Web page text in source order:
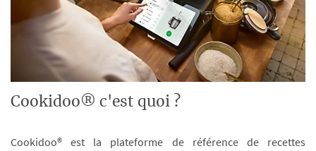
Cookidoo® c'est quoi ?
Cookidoo® est la plateforme de référence de recettes